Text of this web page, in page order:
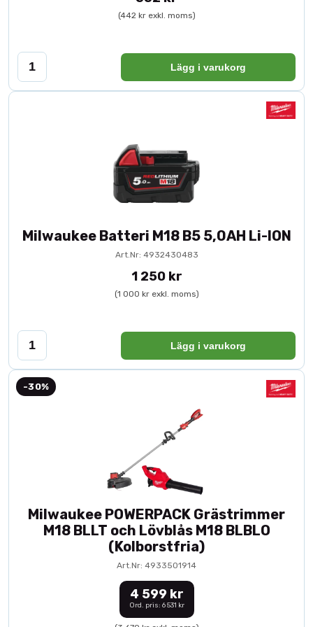
(442 kr exkl. moms)
Lägg i varukorg
Milwaukee Batteri M18 B5 5,0AH Li-ION
Art.Nr: 4932430483
1 250 kr
(1 000 kr exkl. moms)
Lägg i varukorg
-30%
Milwaukee POWERPACK Grästrimmer
M18 BLLT och Lövblås M18 BLBLO
(Kolborstfria)
Art.Nr: 4933501914
4 599 kr
Ord. pris: 6 531 kr